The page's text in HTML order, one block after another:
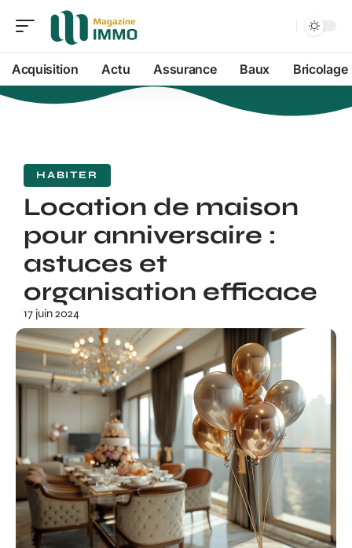
Acquisition Actu Assurance Baux Bricolage
HABITER
Location de maison
pour anniversaire :
astuces et
organisation efficace
17 juin 2024